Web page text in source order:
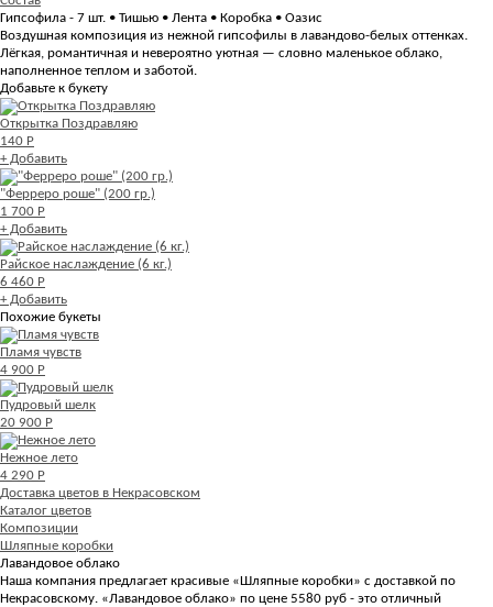
Гипсофила - 7 шт. • Тишью • Лента • Коробка • Оазис
Воздушная композиция из нежной гипсофилы в лавандово-белых оттенках.
Лёгкая, романтичная и невероятно уютная — словно маленькое облако,
наполненное теплом и заботой.
Добавьте к букету
Открытка Поздравляю
140 Р
+ Добавить
"Ферреро роше" (200 гр.)
1 700 Р
+ Добавить
Райское наслаждение (6 кг.)
6 460 Р
+ Добавить
Похожие букеты
Пламя чувств
4 900 Р
Пудровый шелк
20 900 Р
Нежное лето
4 290 Р
Доставка цветов в Некрасовском
Каталог цветов
Композиции
Шляпные коробки
Лавандовое облако
Наша компания предлагает красивые «Шляпные коробки» с доставкой по
Некрасовскому. «Лавандовое облако» по цене 5580 руб - это отличный